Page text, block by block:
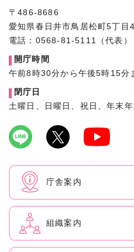
〒486-8686
愛知県春日井市鳥居松町5丁目
電話：0568-81-5111（代表）
開庁時間
午前8時30分から午後5時15分
閉庁日
土曜日、日曜日、祝日、年末
庁舎案内
組織案内